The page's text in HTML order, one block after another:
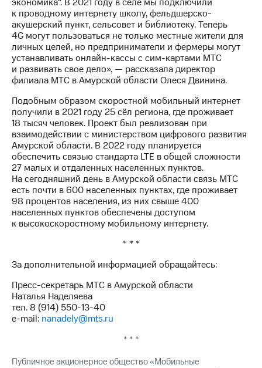
Корпоративный
секретарь
Раскрытие
информации
Информация
акционерам
Документы
ПАО
"МТС"
Собрания
акционеров
Личный
кабинет
акционера
Акционерный
капитал
Контроль
и
аудит
Описание
Программа
приобретения
Порядок
выкупа
акций
облигаций
к проводному интернету школу, фельдшерско-
акушерский пункт, сельсовет и библиотеку. Теперь
4G могут пользоваться не только местные жители для
личных целей, но предприниматели и фермеры могут
устанавливать онлайн-кассы с сим-картами МТС
и развивать свое дело», — рассказала директор
филиала МТС в Амурской области Олеся Двинина.
Подобным образом скоростной мобильный интернет
получили в 2021 году 25 сёл региона, где проживает
18 тысяч человек. Проект был реализован при
взаимодействии с министерством цифрового развития
Амурской области. В 2022 году планируется
обеспечить связью стандарта LTE в общей сложности
27 малых и отдаленных населенных пунктов.
На сегодняшний день в Амурской области связь МТС
есть почти в 600 населенных пунктах, где проживает
98 процентов населения, из них свыше 400
населенных пунктов обеспечены доступом
к высокоскоростному мобильному интернету.
* * *
За дополнительной информацией обращайтесь:
Пресс-секретарь МТС в Амурской области
Наталья Наделяева
тел. 8 (914) 550-13-40
e-mail: nanadely@mts.ru
* * *
Публичное акционерное общество «Мобильные